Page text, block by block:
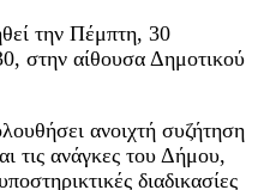
την Πέμπτη, 30
στην αίθουσα Δημοτικού
ανοιχτή συζήτηση
τις ανάγκες του Δήμου,
διαδικασίες